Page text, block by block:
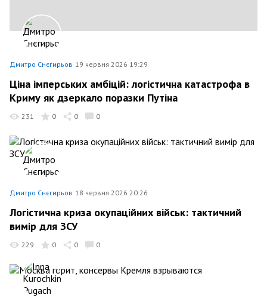
Дмитро Снєгирьов 19 червня 2026 19:29
Ціна імперських амбіцій: логістична катастрофа в
Криму як дзеркало поразки Путіна
231 0 0 0
Дмитро Снєгирьов 18 червня 2026 20:26
Логістична криза окупаційних військ: тактичний
вимір для ЗСУ
229 0 0 0